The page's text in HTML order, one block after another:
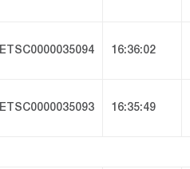
ETSC0000035094 16:36:02
ETSC0000035093 16:35:49